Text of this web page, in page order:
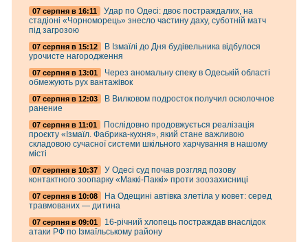
07 серпня в 16:11
Удар по Одесі: двоє постраждалих, на
стадіоні «Чорноморець» знесло частину даху, суботній матч
під загрозою
07 серпня в 15:12
В Ізмаїлі до Дня будівельника відбулося
урочисте нагородження
07 серпня в 13:01
Через аномальну спеку в Одеській області
обмежують рух вантажівок
07 серпня в 12:03
В Вилковом подросток получил осколочное
ранение
07 серпня в 11:01
Послідовно продовжується реалізація
проєкту «Ізмаїл. Фабрика-кухня», який стане важливою
складовою сучасної системи шкільного харчування в нашому
місті
07 серпня в 10:37
У Одесі суд почав розгляд позову
контактного зоопарку «Маккі-Паккі» проти зоозахисниці
07 серпня в 10:08
На Одещині автівка злетіла у кювет: серед
травмованих — дитина
07 серпня в 09:01
16-річний хлопець постраждав внаслідок
атаки РФ по Ізмаїльському району